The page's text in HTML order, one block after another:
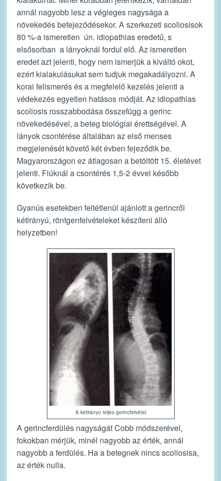
annál nagyobb lesz a végleges nagysága a
növekedés befejeződésekor. A szerkezeti scoliosisok
80 %-a ismeretlen ún. idiopathias eredetű, s
elsősorban a lányoknál fordul elő. Az ismeretlen
eredet azt jelenti, hogy nem ismerjük a kiváltó okot,
ezért kialakulásukat sem tudjuk megakadályozni. A
korai felismerés és a megfelelő kezelés jelenti a
védekezés egyetlen hatásos módját. Az idiopathias
scoliosis rosszabbodása összefügg a gerinc
növekedésével, a beteg biológiai érettségével. A
lányok csontérése általában az első menses
megjelenését követő két évben fejeződik be.
Magyarországon ez átlagosan a betöltött 15. életévet
jelenti. Fiúknál a csontérés 1,5-2 évvel később
következik be.
Gyanús esetekben feltétlenül ajánlott a gerincről
kétirányú, röntgenfelvételeket készíteni álló
helyzetben!
A kétirányú teljes gerincfelvétel
A gerincferdülés nagyságát Cobb módszerével,
fokokban mérjük, minél nagyobb az érték, annál
nagyobb a ferdülés. Ha a betegnek nincs scoliosisa,
az érték nulla.